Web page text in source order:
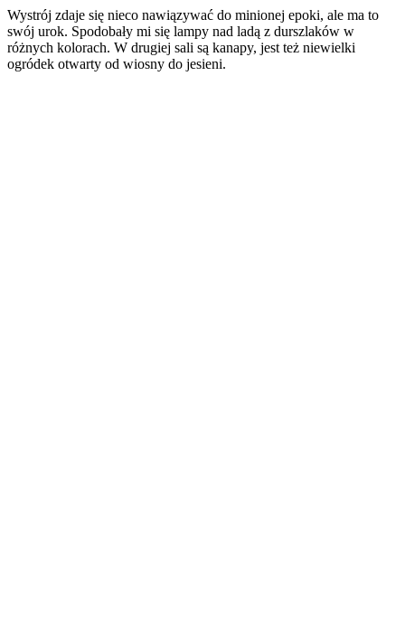
Wystrój zdaje się nieco nawiązywać do minionej epoki, ale ma to
swój urok. Spodobały mi się lampy nad ladą z durszlaków w
różnych kolorach. W drugiej sali są kanapy, jest też niewielki
ogródek otwarty od wiosny do jesieni.